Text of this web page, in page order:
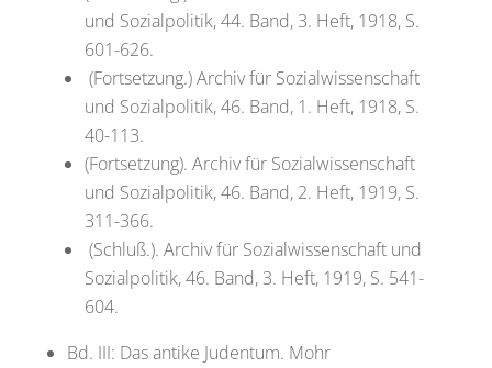
und Sozialpolitik, 44. Band, 3. Heft, 1918, S.
601-626.
(Fortsetzung.) Archiv für Sozialwissenschaft
und Sozialpolitik, 46. Band, 1. Heft, 1918, S.
40-113.
(Fortsetzung). Archiv für Sozialwissenschaft
und Sozialpolitik, 46. Band, 2. Heft, 1919, S.
311-366.
(Schluß.). Archiv für Sozialwissenschaft und
Sozialpolitik, 46. Band, 3. Heft, 1919, S. 541-
604.
Bd. III: Das antike Judentum. Mohr